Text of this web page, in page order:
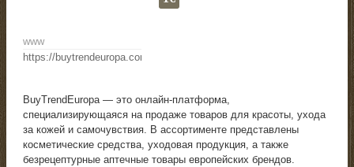
www
https://buytrendeuropa.com/
BuyTrendEuropa — это онлайн-платформа,
специализирующаяся на продаже товаров для красоты, ухода
за кожей и самочувствия. В ассортименте представлены
косметические средства, уходовая продукция, а также
безрецептурные аптечные товары европейских брендов.